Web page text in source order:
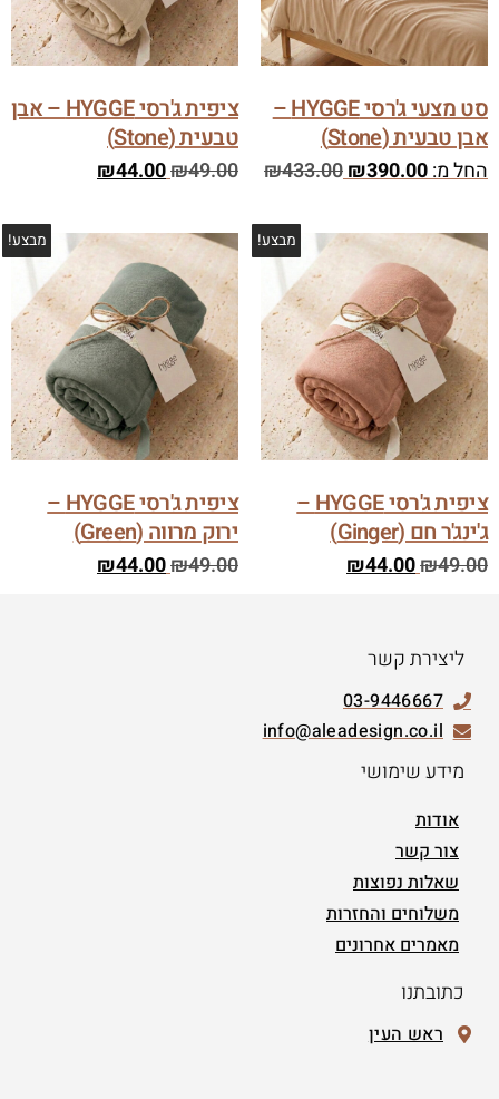
סט מצעי ג'רסי HYGGE –
אבן טבעית (Stone)
החל מ: ₪390.00
₪433.00
ציפית ג'רסי HYGGE – אבן
טבעית (Stone)
₪49.00
₪44.00
מבצע!
ציפית ג'רסי HYGGE –
ג'ינג'ר חם (Ginger)
₪49.00
₪44.00
מבצע!
ציפית ג'רסי HYGGE –
ירוק מרווה (Green)
₪49.00
₪44.00
ליצירת קשר
03-9446667
info@aleadesign.co.il
מידע שימושי
אודות
צור קשר
שאלות נפוצות
משלוחים והחזרות
מאמרים אחרונים
כתובתנו
ראש העין